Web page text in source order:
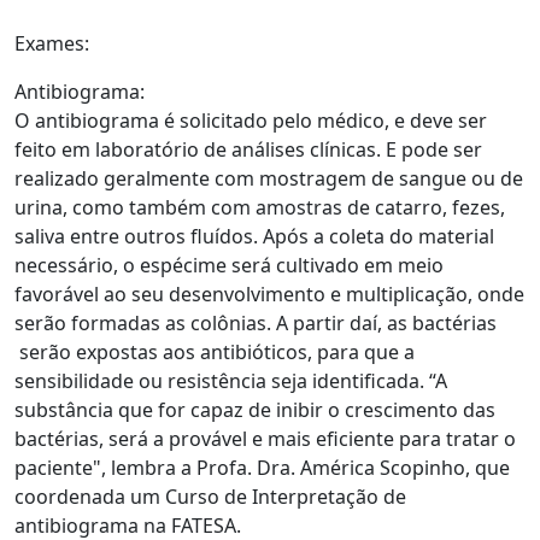
Exames:
Antibiograma:
O antibiograma é solicitado pelo médico, e deve ser
feito em laboratório de análises clínicas. E pode ser
realizado geralmente com mostragem de sangue ou de
urina, como também com amostras de catarro, fezes,
saliva entre outros fluídos. Após a coleta do material
necessário, o espécime será cultivado em meio
favorável ao seu desenvolvimento e multiplicação, onde
serão formadas as colônias. A partir daí, as bactérias
serão expostas aos antibióticos, para que a
sensibilidade ou resistência seja identificada. “A
substância que for capaz de inibir o crescimento das
bactérias, será a provável e mais eficiente para tratar o
paciente", lembra a Profa. Dra. América Scopinho, que
coordenada um Curso de Interpretação de
antibiograma na FATESA.